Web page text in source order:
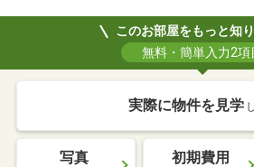
このお部屋をもっと知
無料・簡単入力2項
実際に物件を見学
写真 初期費用